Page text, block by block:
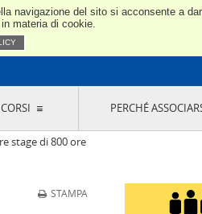
navigazione del sito si acconsente a
materia di cookie.
Nord
IN ENTI ESTERNI
LE SOCIETÀ
PERCHÉ
stage di 800 ore
STAMPA